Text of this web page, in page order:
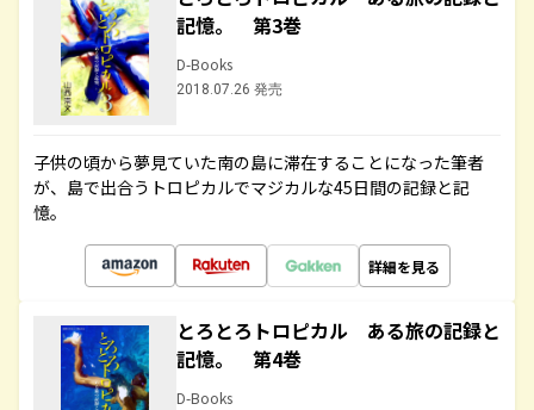
記憶。 第3巻
D-Books
2018.07.26 発売
子供の頃から夢見ていた南の島に滞在することになった筆者
が、島で出合うトロピカルでマジカルな45日間の記録と記
憶。
詳細を見る
とろとろトロピカル ある旅の記録と
記憶。 第4巻
D-Books